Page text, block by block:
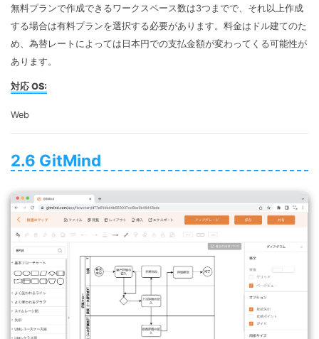
無料プランで作成できるワークスペース数は3つまでで、それ以上作成
する場合は有料プランを選択する必要があります。料金はドル建てのた
め、為替レートによっては日本円での支払金額が変わってくる可能性が
あります。
対応 OS:
Web
2.6 GitMind